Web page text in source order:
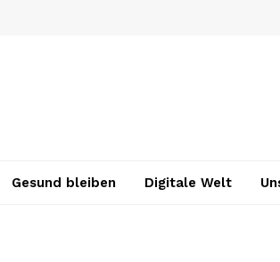
Gesund bleiben Digitale Welt